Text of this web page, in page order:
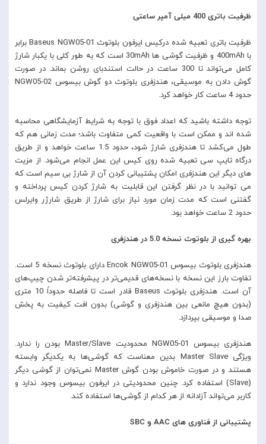
ظرفیت باتری 400 میلی آمپر ساعتی
ظرفیت باتری تعبیه شده درکیس ایرفون بلوتوث Baseus NGW05-01 برابر
با 400mAh و ظرفیت گوشی ها 30mAh است که به طور کلی با یکبار شارژ
کامل می‌تواند تا 300 ساعت در حالت استندبای روشن بماند. در صورت
گوش دادن به موسیقی، هندزفری بلوتوث دو گوش بیسوس NGW05-02
حدود 4 ساعت کار خواهد کرد.
توجه داشته باشید که اعداد فوق با توجه به شرایط آزمایشگاهی محاسبه
شده اند و ممکن است با واقعیت کمی متفاوت باشد؛ مدت زمانی هم که
طول می‌کشد تا هندزفری شارژ شود، حدود 1.5 ساعت خواهد و از طریق
درگاه تایپ سی تعبیه شده روی کیس این عمل انجام می‌شود. از مزیت
های دیگر این هندزفری امکان پشتیبانی کردن آن از شارژ بی سیم است که
می توانید با در نظر گرفتن این قابلیت به شارژ کردن کیس پرداخته و
گفتنی است که مدت زمان مورد نیاز برای شارژ از طریق شارژر وایرلس
حدود 2 ساعت خواهد بود.
بهره گیری از بلوتوث نسخه 5.0 در هندزفری
هندزفری بلوتوث بیسوس Encok NGW05-01 دارای بلوتوث نسخه 5 است.
تفاوت بارز این نسخه با نسخه‌های قدیمی‌تر در پیشرفته‌تر شدن چیپ‌های
آن است. هندزفری بلوتوث Baseus قادر است تا فاصله حدوداً 10 متری
(بدون هیچ مانعی بین هندزفری و گوشی) بدون افت کیفیت به پخش
صدا و موسیقی بپردازد.
هندزفری بیسوس NGW05-01 محدودیت Master/Slave بودن را ندارد.
ویژگی Master Slave بدین معناست که گوشی‌ها به یکدیگر وابسته
هستند و در صورت خاموش بودن گوش Master نمی‌توان از گوشی دیگر
(Slave) استفاده کرد. چنین محدودیتی در ایرفون بیسوس وجود ندارد و
کاربر می‌تواند آزادانه از هر کدام از گوشی‌ها استفاده کند.
پشتیبانی از فناوری های AAC و SBC